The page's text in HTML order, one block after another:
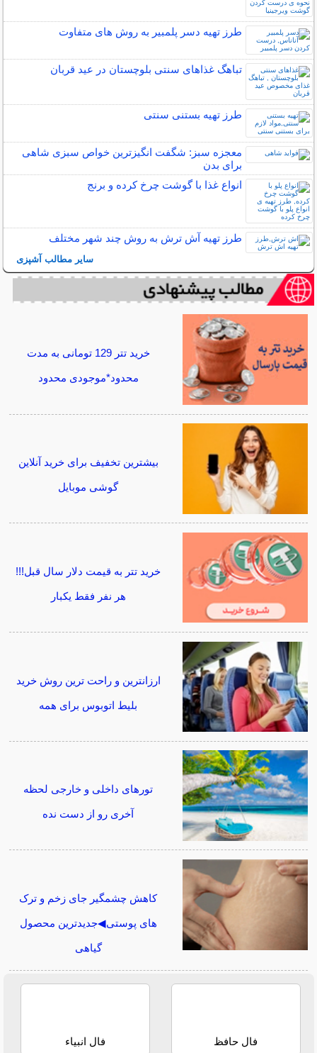
طرز تهیه دسر پلمبیر به روش های متفاوت
تباهگ غذاهای سنتی بلوچستان در عید قربان
طرز تهیه بستنی سنتی
معجزه سبز: شگفت انگیزترین خواص سبزی شاهی
برای بدن
انواع غذا با گوشت چرخ کرده و برنج
طرز تهیه آش ترش به روش چند شهر مختلف
سایر مطالب آشپزی
خرید تتر 129 تومانی به مدت
محدود*موجودی محدود
بیشترین تخفیف برای خرید آنلاین
گوشی موبایل
خرید تتر به قیمت دلار سال قبل!!!
هر نفر فقط یکبار
ارزانترین و راحت ترین روش خرید
بلیط اتوبوس برای همه
تورهای داخلی و خارجی لحظه
آخری رو از دست نده
کاهش چشمگیر جای زخم و ترک
های پوستی◀جدیدترین محصول
گیاهی
فال حافظ فال انبیاء